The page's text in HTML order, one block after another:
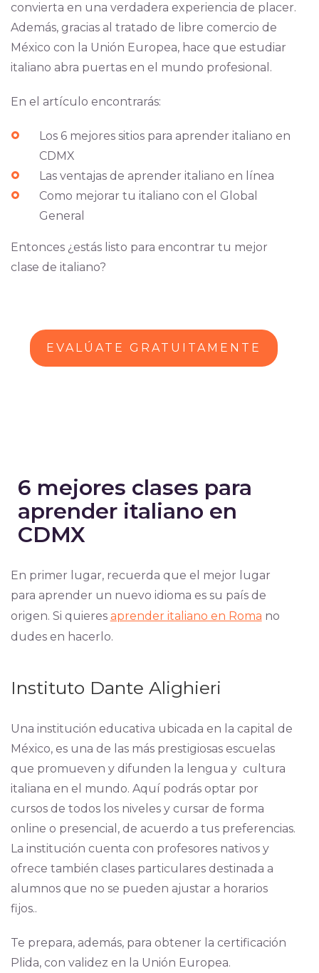
convierta en una verdadera experiencia de placer.
Además, gracias al tratado de libre comercio de
México con la Unión Europea, hace que estudiar
italiano abra puertas en el mundo profesional.
En el artículo encontrarás:
Los 6 mejores sitios para aprender italiano en
CDMX
Las ventajas de aprender italiano en línea
Como mejorar tu italiano con el Global
General
Entonces ¿estás listo para encontrar tu mejor
clase de italiano?
EVALÚATE GRATUITAMENTE
6 mejores clases para
aprender italiano en
CDMX
En primer lugar, recuerda que el mejor lugar
para aprender un nuevo idioma es su país de
origen. Si quieres aprender italiano en Roma no
dudes en hacerlo.
Instituto Dante Alighieri
Una institución educativa ubicada en la capital de
México, es una de las más prestigiosas escuelas
que promueven y difunden la lengua y cultura
italiana en el mundo. Aquí podrás optar por
cursos de todos los niveles y cursar de forma
online o presencial, de acuerdo a tus preferencias.
La institución cuenta con profesores nativos y
ofrece también clases particulares destinada a
alumnos que no se pueden ajustar a horarios
fijos..
Te prepara, además, para obtener la certificación
Plida, con validez en la Unión Europea.